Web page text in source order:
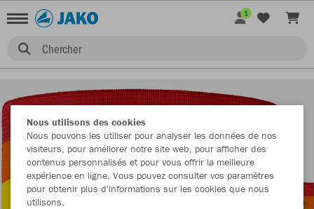
Chercher
1
Nous utilisons des cookies
Nous pouvons les utiliser pour analyser les données de nos
visiteurs, pour améliorer notre site web, pour afficher des
contenus personnalisés et pour vous offrir la meilleure
expérience en ligne. Vous pouvez consulter vos paramètres
pour obtenir plus d'informations sur les cookies que nous
utilisons.